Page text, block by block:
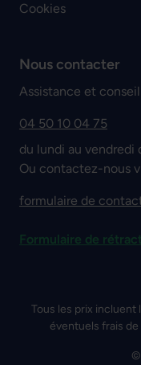
Cookies
Nous contacter
Assistance et conseil
04 50 10 04 75
du lundi au
Ou contactez-nous
formulaire de
Formulaire de
Tous les prix incluent
éventuels frais
©